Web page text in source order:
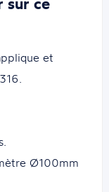
et
Ø100mm